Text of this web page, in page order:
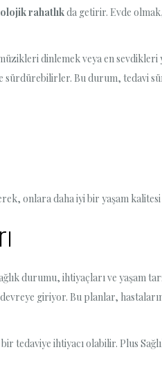
rahatlıkda getirir. Evde
dinlemek veya en
Bu durum, tedavi
onlara daha iyi bir yaşam kalitesi
durumu, ihtiyaçları ve yaşam
giriyor. Bu planlar,
tedaviye ihtiyacı olabilir. Plus